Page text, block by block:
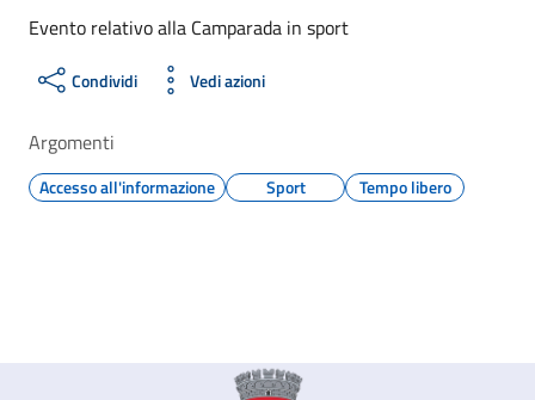
Evento relativo alla Camparada in sport
Condividi Vedi azioni
Argomenti
Accesso all'informazione Sport Tempo libero